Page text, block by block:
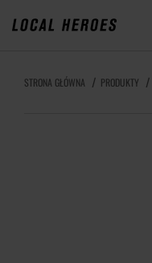
STRONA GŁÓWNA PRODUKTY